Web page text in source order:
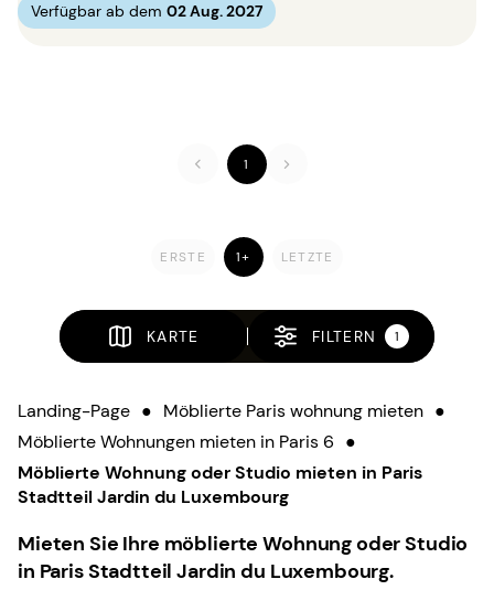
Verfügbar ab dem 02 Aug. 2027
1
ERSTE 1+ LETZTE
KARTE FILTERN 1
Landing-Page ● Möblierte Paris wohnung mieten ●
Möblierte Wohnungen mieten in Paris 6 ●
Möblierte Wohnung oder Studio mieten in Paris
Stadtteil Jardin du Luxembourg
Mieten Sie Ihre möblierte Wohnung oder Studio
in Paris Stadtteil Jardin du Luxembourg.